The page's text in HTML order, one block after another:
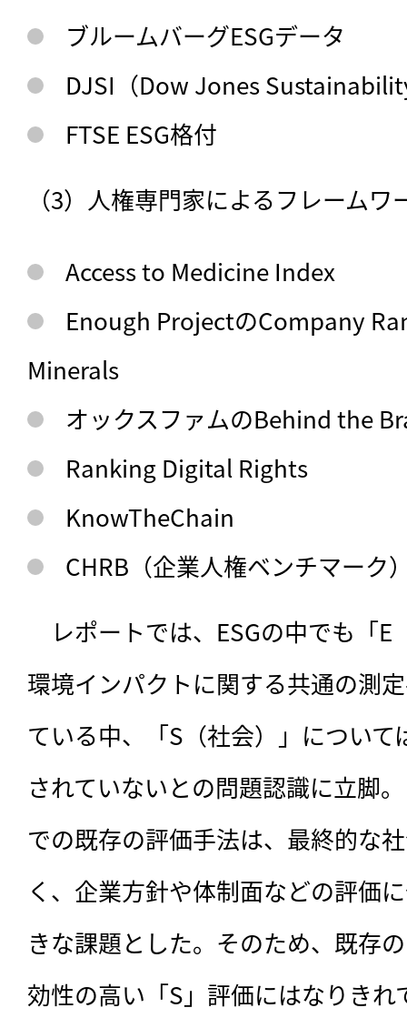
ブルームバーグESGデータ
DJSI（Dow Jones
FTSE ESG格付
（3）人権専門家によるフレームワ
Access to Medicine Index
Enough ProjectのCompany
Minerals
オックスファムのBehind the
Ranking Digital Rights
KnowTheChain
CHRB（企業人権ベンチマーク
レポートでは、ESGの中でも「E
環境インパクトに関する共通の測
ている中、「S（社会）」につい
されていないとの問題認識に立脚
での既存の評価手法は、最終的な
く、企業方針や体制面などの評価
きな課題とした。そのため、既存
効性の高い「S」評価にはなりき